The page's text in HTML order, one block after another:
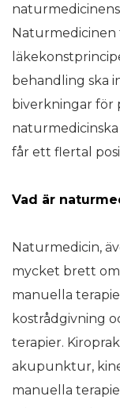
Naturmedicinen
behandling ska
biverkningar för
får ett flertal
Vad är
Naturmedicin,
mycket brett
manuella
kostrådgivning
terapier.
akupunktur,
manuella